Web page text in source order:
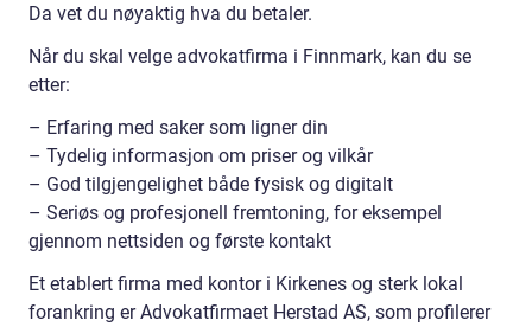
Da vet du nøyaktig hva du betaler.
Når du skal velge advokatfirma i Finnmark, kan du se
etter:
– Erfaring med saker som ligner din
– Tydelig informasjon om priser og vilkår
– God tilgjengelighet både fysisk og digitalt
– Seriøs og profesjonell fremtoning, for eksempel
gjennom nettsiden og første kontakt
Et etablert firma med kontor i Kirkenes og sterk lokal
forankring er Advokatfirmaet Herstad AS, som profilerer